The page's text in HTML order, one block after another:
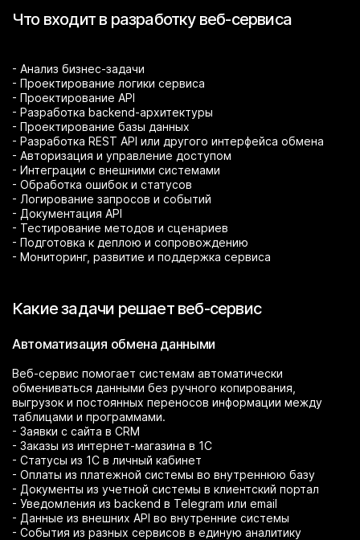
Что входит в разработку веб-сервиса
- Анализ бизнес-задачи
- Проектирование логики сервиса
- Проектирование API
- Разработка backend-архитектуры
- Проектирование базы данных
- Разработка REST API или другого интерфейса обмена
- Авторизация и управление доступом
- Интеграции с внешними системами
- Обработка ошибок и статусов
- Логирование запросов и событий
- Документация API
- Тестирование методов и сценариев
- Подготовка к деплою и сопровождению
- Мониторинг, развитие и поддержка сервиса
Какие задачи решает веб-сервис
Автоматизация обмена данными
Веб-сервис помогает системам автоматически
обмениваться данными без ручного копирования,
выгрузок и постоянных переносов информации между
таблицами и программами.
- Заявки с сайта в CRM
- Заказы из интернет-магазина в 1С
- Статусы из 1С в личный кабинет
- Оплаты из платежной системы во внутреннюю базу
- Документы из учетной системы в клиентский портал
- Уведомления из backend в Telegram или email
- Данные из внешних API во внутренние системы
- События из разных сервисов в единую аналитику